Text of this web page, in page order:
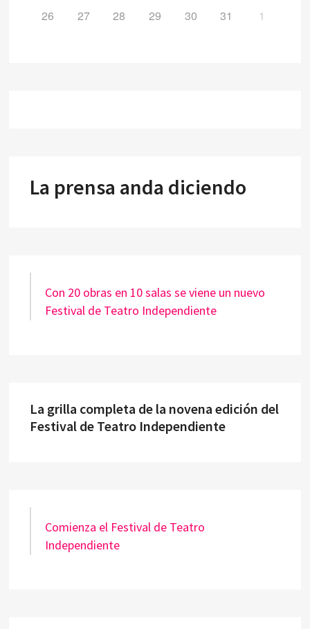
26 27 28 29 30 31 1
La prensa anda diciendo
Con 20 obras en 10 salas se viene un nuevo
Festival de Teatro Independiente
La grilla completa de la novena edición del
Festival de Teatro Independiente
Comienza el Festival de Teatro
Independiente